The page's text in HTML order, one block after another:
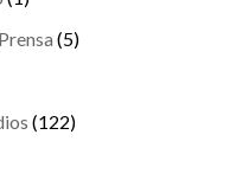
(5)
(122)